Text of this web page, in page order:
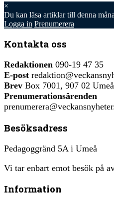
×
Du kan läsa artiklar till denna
Logga in Prenumerera
Kontakta oss
Redaktionen 090-19 47 35
E-post
Brev Box 7001, 907 02 Umeå
Prenumerationsärenden
Besöksadress
Pedagoggränd 5A i Umeå
Vi tar enbart emot besök på
Information